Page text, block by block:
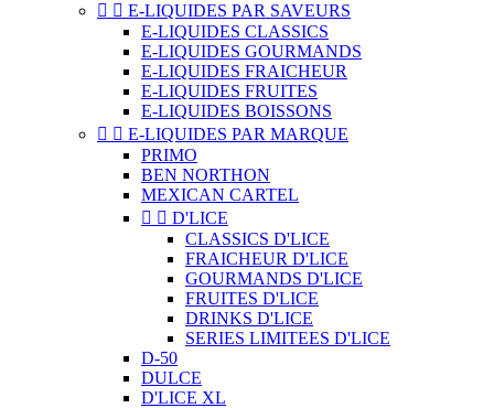
  E-LIQUIDES PAR SAVEURS
E-LIQUIDES CLASSICS
E-LIQUIDES GOURMANDS
E-LIQUIDES FRAICHEUR
E-LIQUIDES FRUITES
E-LIQUIDES BOISSONS
  E-LIQUIDES PAR MARQUE
PRIMO
BEN NORTHON
MEXICAN CARTEL
  D'LICE
CLASSICS D'LICE
FRAICHEUR D'LICE
GOURMANDS D'LICE
FRUITES D'LICE
DRINKS D'LICE
SERIES LIMITEES D'LICE
D-50
DULCE
D'LICE XL